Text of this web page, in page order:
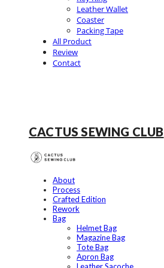
Leather Wallet
Coaster
Packing Tape
All Product
Review
Contact
CACTUS SEWING CLUB
About
Process
Crafted Edition
Rework
Bag
Helmet Bag
Magazine Bag
Tote Bag
Apron Bag